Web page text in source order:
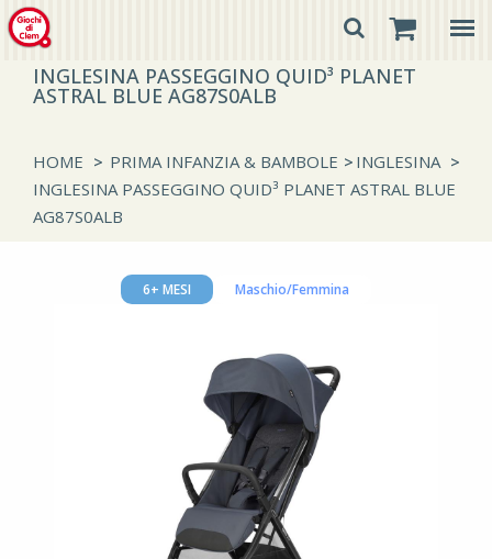
INGLESINA PASSEGGINO QUID³ PLANET
ASTRAL BLUE AG87S0ALB
HOME > PRIMA INFANZIA & BAMBOLE > INGLESINA >
INGLESINA PASSEGGINO QUID³ PLANET ASTRAL BLUE
AG87S0ALB
6+ MESI Maschio/Femmina